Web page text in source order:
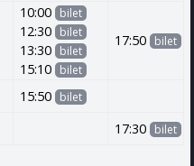
10:00 bilet
12:30 bilet
13:30 bilet
15:10 bilet
17:50 bilet
15:50 bilet
17:30 bilet